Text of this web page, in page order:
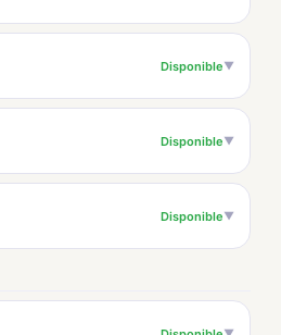
Disponible▼
Disponible▼
Disponible▼